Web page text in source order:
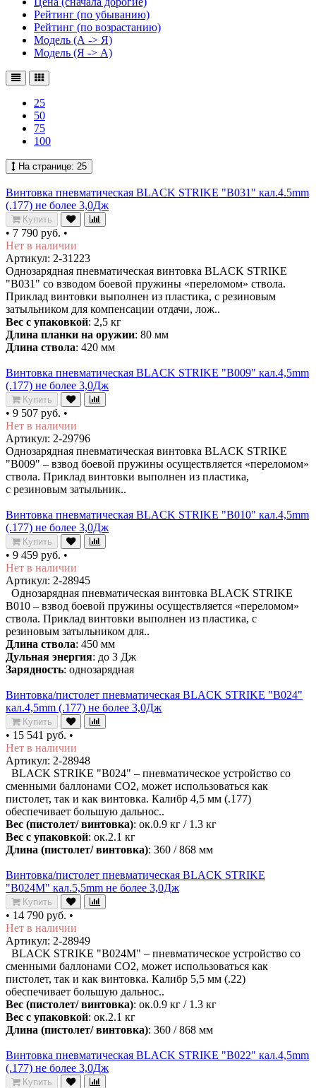
Рейтинг (по убыванию)
Рейтинг (по возрастанию)
Модель (А -> Я)
Модель (Я -> А)
25
50
75
100
На странице: 25
Винтовка пневматическая BLACK STRIKE "B031" кал.4.5mm
(.177) не более 3,0Дж
Купить
• 7 790 руб. •
Нет в наличии
Артикул: 2-31223
Однозарядная пневматическая винтовка BLACK STRIKE
"B031" со взводом боевой пружины «переломом» ствола.
Приклад винтовки выполнен из пластика, с резиновым
затыльником для компенсации отдачи, лож..
Вес с упаковкой: 2,5 кг
Длина планки на оружии: 80 мм
Длина ствола: 420 мм
Винтовка пневматическая BLACK STRIKE "B009" кал.4,5mm
(.177) не более 3,0Дж
Купить
• 9 507 руб. •
Нет в наличии
Артикул: 2-29796
Однозарядная пневматическая винтовка BLACK STRIKE
"B009" – взвод боевой пружины осуществляется «переломом»
ствола. Приклад винтовки выполнен из пластика,
с резиновым затыльник..
Винтовка пневматическая BLACK STRIKE "B010" кал.4,5mm
(.177) не более 3,0Дж
Купить
• 9 459 руб. •
Нет в наличии
Артикул: 2-28945
Однозарядная пневматическая винтовка BLACK STRIKE
B010 – взвод боевой пружины осуществляется «переломом»
ствола. Приклад винтовки выполнен из пластика, с
резиновым затыльником для..
Длина ствола: 450 мм
Дульная энергия: до 3 Дж
Зарядность: однозарядная
Винтовка/пистолет пневматическая BLACK STRIKE "B024"
кал.4,5mm (.177) не более 3,0Дж
Купить
• 15 541 руб. •
Нет в наличии
Артикул: 2-28948
BLACK STRIKE "B024" – пневматическое устройство со
сменными баллонами CO2, может использоваться как
пистолет, так и как винтовка. Калибр 4,5 мм (.177)
обеспечивает большую дальнос..
Вес (пистолет/ винтовка): ок.0.9 кг / 1.3 кг
Вес с упаковкой: ок.2.1 кг
Длина (пистолет/ винтовка): 360 / 868 мм
Винтовка/пистолет пневматическая BLACK STRIKE
"B024M" кал.5,5mm не более 3,0Дж
Купить
• 14 790 руб. •
Нет в наличии
Артикул: 2-28949
BLACK STRIKE "B024M" – пневматическое устройство со
сменными баллонами CO2, может использоваться как
пистолет, так и как винтовка. Калибр 5,5 мм (.22)
обеспечивает большую дальнос..
Вес (пистолет/ винтовка): ок.0.9 кг / 1.3 кг
Вес с упаковкой: ок.2.1 кг
Длина (пистолет/ винтовка): 360 / 868 мм
Винтовка пневматическая BLACK STRIKE "B022" кал.4,5mm
(.177) не более 3,0Дж
Купить